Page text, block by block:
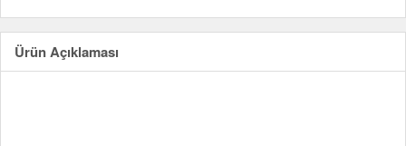
Ürün Açıklaması